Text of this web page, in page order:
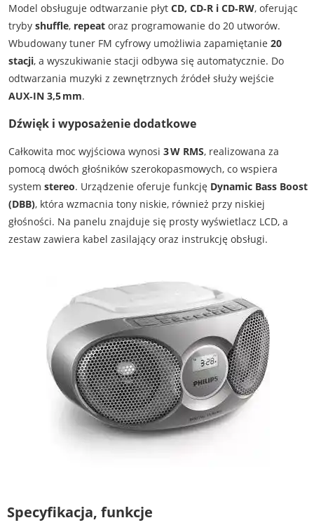
Model obsługuje odtwarzanie płyt CD, CD‑R i CD‑RW, oferując
tryby shuffle, repeatoraz programowanie do 20 utworów.
Wbudowany tuner FM cyfrowy umożliwia zapamiętanie 20
stacji, a wyszukiwanie stacji odbywa się automatycznie. Do
odtwarzania muzyki z zewnętrznych źródeł służy wejście
AUX‑IN 3,5 mm.
Dźwięk i wyposażenie dodatkowe
Całkowita moc wyjściowa wynosi 3 W RMS, realizowana za
pomocą dwóch głośników szerokopasmowych, co wspiera
system stereo. Urządzenie oferuje funkcję Dynamic Bass Boost
(DBB), która wzmacnia tony niskie, również przy niskiej
głośności. Na panelu znajduje się prosty wyświetlacz LCD, a
zestaw zawiera kabel zasilający oraz instrukcję obsługi.
Specyfikacja, funkcje